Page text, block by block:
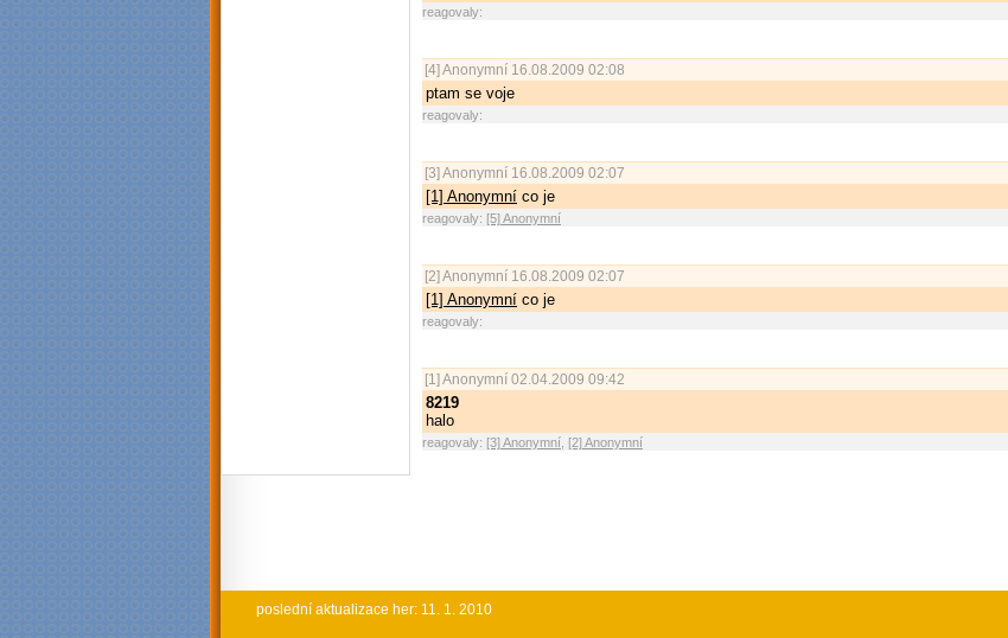
reagovaly:
[4]Anonymní 16.08.2009 02:08
ptam se voje
reagovaly:
[3]Anonymní 16.08.2009 02:07
[1] Anonymní co je
reagovaly: [5] Anonymní
[2]Anonymní 16.08.2009 02:07
[1] Anonymní co je
reagovaly:
[1]Anonymní 02.04.2009 09:42
8219
halo
reagovaly: [3] Anonymní [2] Anonymní
poslední aktualizace her: 11. 1. 2010